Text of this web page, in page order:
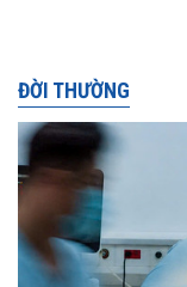
ĐỜI THƯỜNG